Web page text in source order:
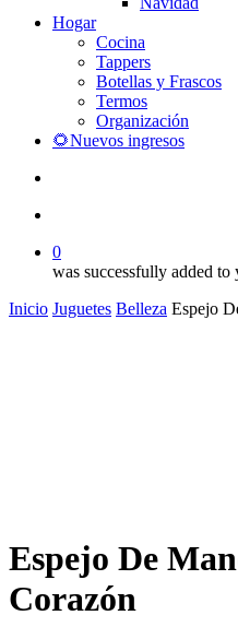
Hogar
Cocina
Tappers
Botellas y Frascos
Termos
Organización
🌻Nuevos ingresos
0
was successfully added to
Inicio Juguetes Belleza Espejo
Espejo De
Corazón